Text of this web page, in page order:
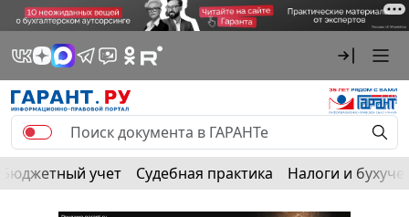
Бюджетный учет Судебная практика Налоги и